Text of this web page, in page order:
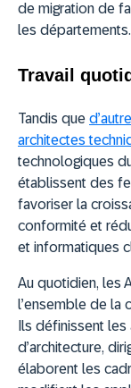
de migration de
les départements.
Travail
Tandis que
architectes
technologiques
établissent des
favoriser la
conformité et
et informatiques
Au quotidien, les
l’ensemble de la
Ils définissent
d’architecture,
élaborent les